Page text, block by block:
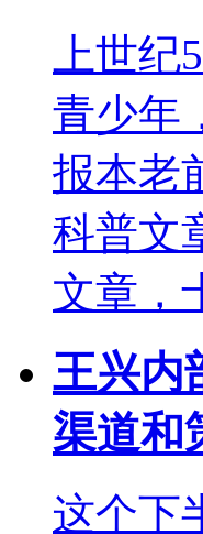
上世
青少年
报本老
科普文
文章，
王兴内
渠道和
这个下